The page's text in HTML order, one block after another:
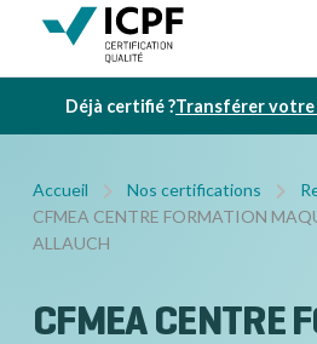
Déjà certifié ?Transférer votre
Accueil Nos certifications
CFMEA CENTRE FORMATION
ALLAUCH
CFMEA CENTRE